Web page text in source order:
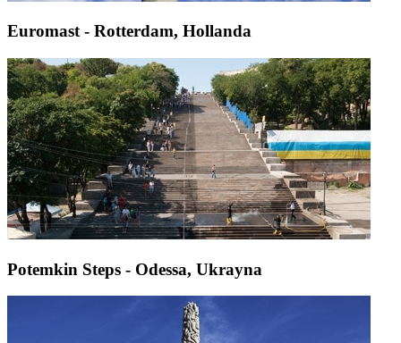
Euromast - Rotterdam, Hollanda
Potemkin Steps - Odessa, Ukrayna